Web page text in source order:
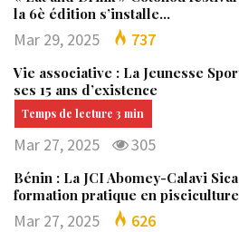
la 6è édition s’installe…
Mar 29, 2025 737
Vie associative : La Jeunesse
ses 15 ans d’existence
Mar 27, 2025 305
Bénin : La JCI Abomey-Calavi
formation pratique en
Mar 27, 2025 626